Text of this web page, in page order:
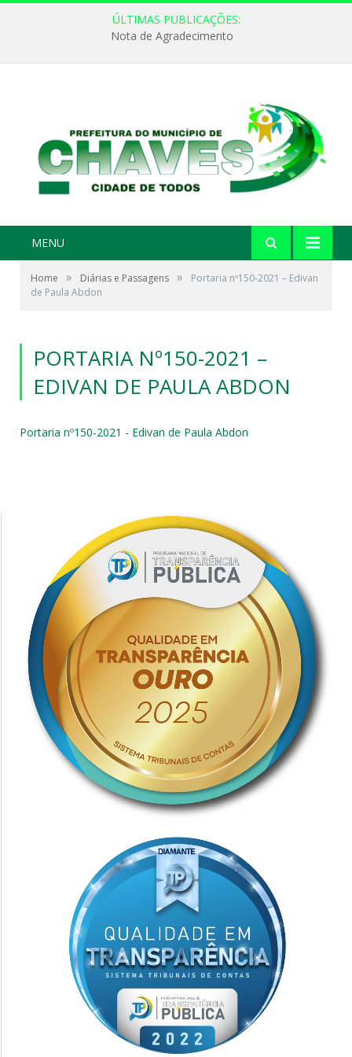
ÚLTIMAS PUBLICAÇÕES:
Nota de Agradecimento
MENU
Home » Diárias e Passagens »
Portaria nº150-2021 – Edivan
de Paula Abdon
PORTARIA Nº150-2021 –
EDIVAN DE PAULA ABDON
Portaria nº150-2021 - Edivan de Paula Abdon